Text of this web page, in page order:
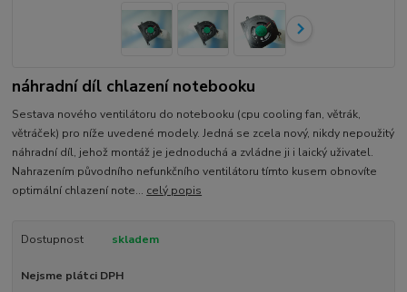
náhradní díl chlazení notebooku
Sestava nového ventilátoru do notebooku (cpu cooling fan, větrák,
větráček) pro níže uvedené modely. Jedná se zcela nový, nikdy nepoužitý
náhradní díl, jehož montáž je jednoduchá a zvládne ji i laický uživatel.
Nahrazením původního nefunkčního ventilátoru tímto kusem obnovíte
optimální chlazení note... celý popis
Dostupnost skladem
Nejsme plátci DPH